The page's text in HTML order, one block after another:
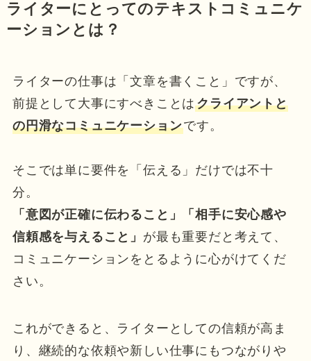
ライターにとってのテキストコミュニケ
ーションとは？
ライターの仕事は「文章を書くこと」ですが、
前提として大事にすべきことはクライアントと
の円滑なコミュニケーションです。
そこでは単に要件を「伝える」だけでは不十
分。
「意図が正確に伝わること」「相手に安心感や
信頼感を与えること」 が最も重要だと考えて、
コミュニケーションをとるように心がけてくだ
さい。
これができると、ライターとしての信頼が高ま
り、継続的な依頼や新しい仕事にもつながりや